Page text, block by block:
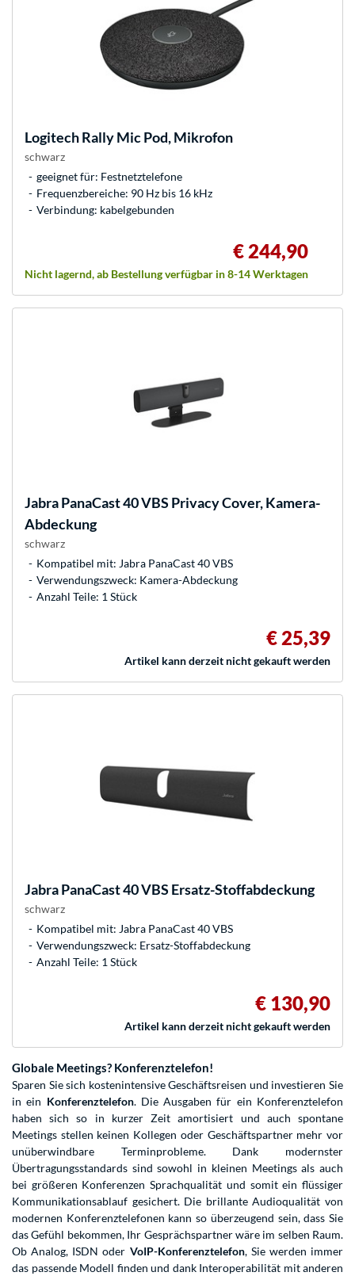
LogitechRally Mic Pod, Mikrofon
schwarz
geeignet für: Festnetztelefone
Frequenzbereiche: 90 Hz bis 16 kHz
Verbindung: kabelgebunden
€ 244,90
Nicht lagernd, ab Bestellung verfügbar in 8-14 Werktagen
JabraPanaCast 40 VBS Privacy Cover, Kamera-
Abdeckung
schwarz
Kompatibel mit: Jabra PanaCast 40 VBS
Verwendungszweck: Kamera-Abdeckung
Anzahl Teile: 1 Stück
€ 25,39
Artikel kann derzeit nicht gekauft werden
JabraPanaCast 40 VBS Ersatz-Stoffabdeckung
schwarz
Kompatibel mit: Jabra PanaCast 40 VBS
Verwendungszweck: Ersatz-Stoffabdeckung
Anzahl Teile: 1 Stück
€ 130,90
Artikel kann derzeit nicht gekauft werden
Globale Meetings? Konferenztelefon!
Sparen Sie sich kostenintensive Geschäftsreisen und investieren Sie
in ein Konferenztelefon. Die Ausgaben für ein Konferenztelefon
haben sich so in kurzer Zeit amortisiert und auch spontane
Meetings stellen keinen Kollegen oder Geschäftspartner mehr vor
unüberwindbare Terminprobleme. Dank modernster
Übertragungsstandards sind sowohl in kleinen Meetings als auch
bei größeren Konferenzen Sprachqualität und somit ein flüssiger
Kommunikationsablauf gesichert. Die brillante Audioqualität von
modernen Konferenztelefonen kann so überzeugend sein, dass Sie
das Gefühl bekommen, Ihr Gesprächspartner wäre im selben Raum.
Ob Analog, ISDN oder VoIP-Konferenztelefon, Sie werden immer
das passende Modell finden und dank Interoperabilität mit anderen